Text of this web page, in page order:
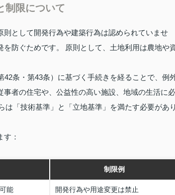
制限について
として開発行為や建築行為は認められていませ
防ぐためです。 原則として、土地利用は農地や
条・第43条）に基づく手続きを経ることで、例
者の住宅や、公益性の高い施設、地域の生活に必
「技術基準」と「立地基準」を満たす必要があり
：
制限例
能 開発行為や用途変更は禁止